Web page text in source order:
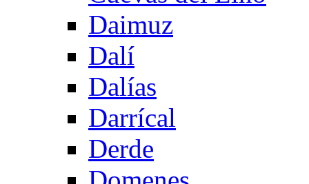
Daimuz
Dalí
Dalías
Darrícal
Derde